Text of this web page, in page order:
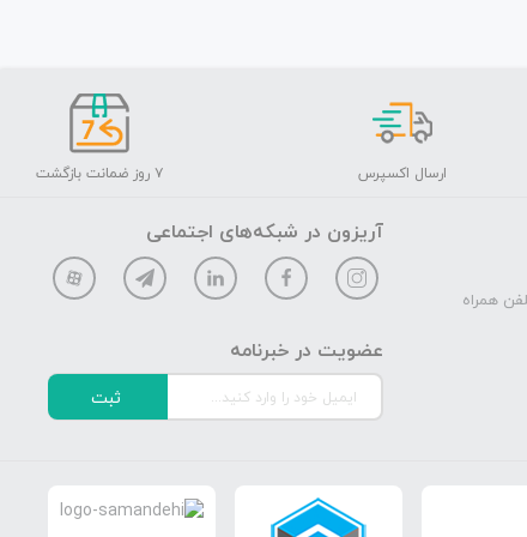
ارسال اکسپرس ۷ روز ضمانت بازگشت
همراه
آریزون در شبکه‌های اجتماعی
عضویت در خبرنامه
ثبت